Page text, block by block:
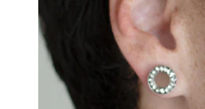
Ferri di cavallo
Attrezzi